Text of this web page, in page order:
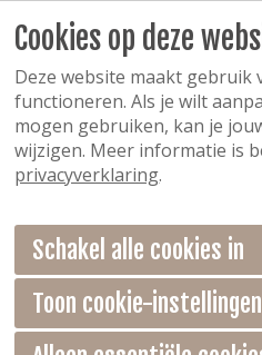
Cookies op deze
Deze website maakt gebruik
functioneren. Als je wilt
mogen gebruiken, kan je
wijzigen. Meer informatie is
privacyverklaring.
Schakel alle cookies in
Toon cookie-instellingen